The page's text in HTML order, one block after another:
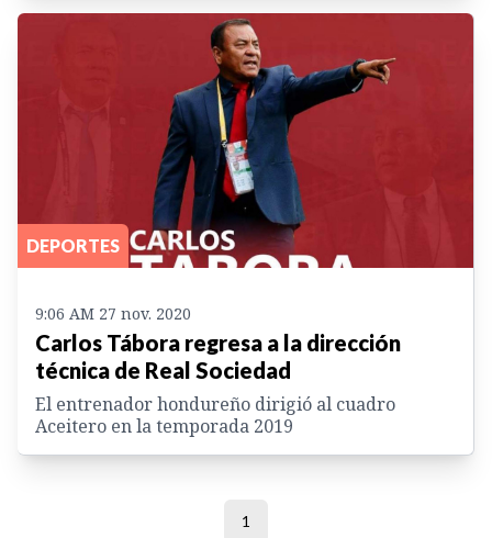
DEPORTES
9:06 AM 27 nov. 2020
Carlos Tábora regresa a la dirección
técnica de Real Sociedad
El entrenador hondureño dirigió al cuadro
Aceitero en la temporada 2019
1